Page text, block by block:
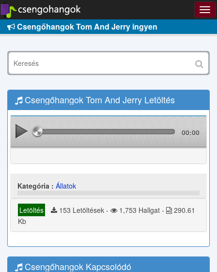
Csengőhangok Tom And Jerry ingyen
Csengőhangok Tom And Jerry Letöltés
00:00
Kategória : Állatok
Letöltés 153 Letöltések - 1,753 Hallgat -
290.61
Kb
Csengőhangok Kapcsolódó